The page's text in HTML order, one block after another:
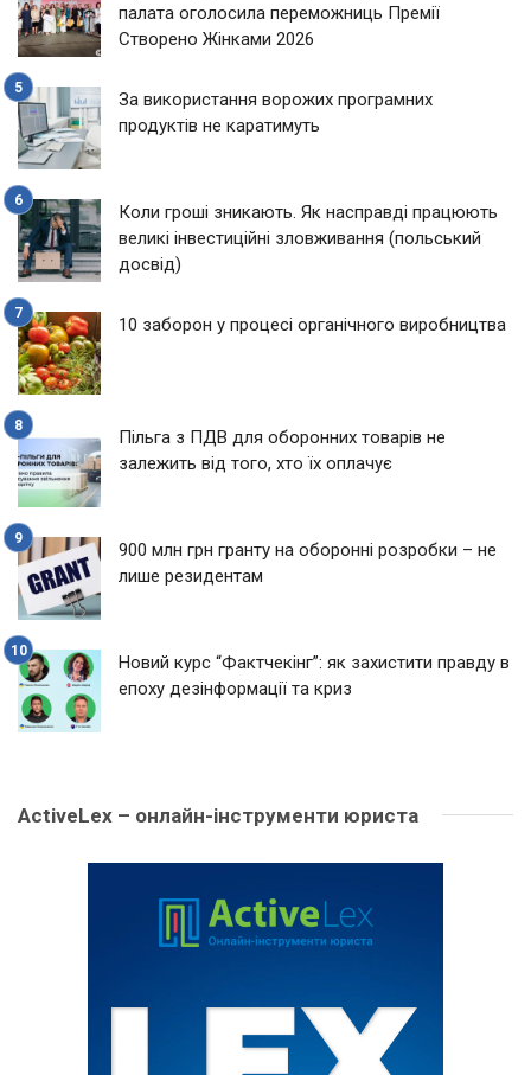
палата оголосила переможниць Премії
Створено Жінками 2026
За використання ворожих програмних
продуктів не каратимуть
Коли гроші зникають. Як насправді працюють
великі інвестиційні зловживання (польський
досвід)
10 заборон у процесі органічного виробництва
Пільга з ПДВ для оборонних товарів не
залежить від того, хто їх оплачує
900 млн грн гранту на оборонні розробки – не
лише резидентам
Новий курс “Фактчекінг”: як захистити правду в
епоху дезінформації та криз
ActiveLex – онлайн-інструменти юриста